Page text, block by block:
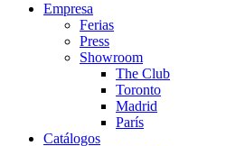
Empresa
Ferias
Press
Showroom
The Club
Toronto
Madrid
París
Catálogos